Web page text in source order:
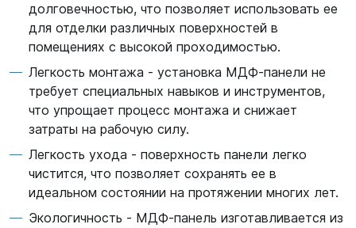
долговечностью, что позволяет использовать ее
для отделки различных поверхностей в
помещениях с высокой проходимостью.
Легкость монтажа - установка МДФ-панели не
требует специальных навыков и инструментов,
что упрощает процесс монтажа и снижает
затраты на рабочую силу.
Легкость ухода - поверхность панели легко
чистится, что позволяет сохранять ее в
идеальном состоянии на протяжении многих лет.
Экологичность - МДФ-панель изготавливается из